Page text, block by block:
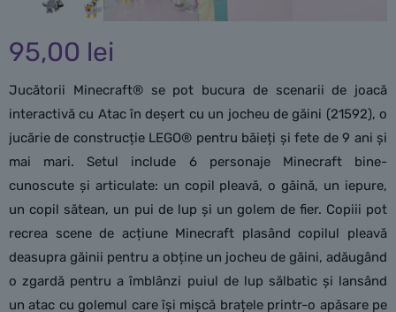
95,00 lei
Jucătorii Minecraft® se pot bucura de scenarii de joacă
interactivă cu Atac în deșert cu un jocheu de găini (21592), o
jucărie de construcție LEGO® pentru băieți și fete de 9 ani și
mai mari. Setul include 6 personaje Minecraft bine-
cunoscute și articulate: un copil pleavă, o găină, un iepure,
un copil sătean, un pui de lup și un golem de fier. Copiii pot
recrea scene de acțiune Minecraft plasând copilul pleavă
deasupra găinii pentru a obține un jocheu de găini, adăugând
o zgardă pentru a îmblânzi puiul de lup sălbatic și lansând
un atac cu golemul care își mișcă brațele printr-o apăsare pe